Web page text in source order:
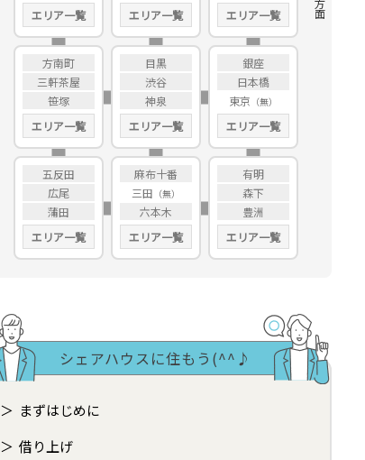
エリア一覧
エリア一覧
エリア一覧
方南町
三軒茶屋
笹塚
エリア一覧
目黒
渋谷
神泉
エリア一覧
銀座
日本橋
東京
エリア一覧
五反田
広尾
蒲田
エリア一覧
麻布十番
三田
六本木
エリア一覧
有明
森下
豊洲
エリア一覧
シェアハウスに住もう(^^♪
まずはじめに
借り上げ